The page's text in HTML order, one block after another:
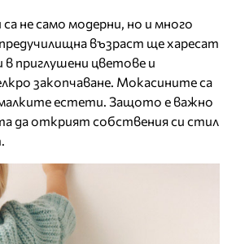
не само модерни, но и много
възраст ще харесат
приглушени цветове и
закопчаване. Мокасините са
малките естети. Защото е важно
да открият собствения си стил